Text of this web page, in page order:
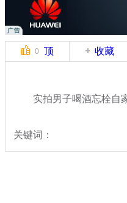
0 顶 收藏
实拍男子喝酒忘栓自
关键词：